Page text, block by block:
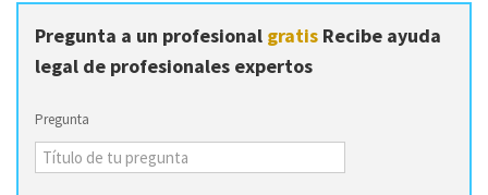
Pregunta a un profesional gratis Recibe ayuda
legal de profesionales expertos
Pregunta